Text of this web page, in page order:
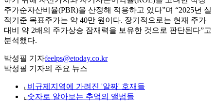
주가순자산비율(PBR)을 산정해 적용하고 있다”며 “2025년 실
적기준 목표주가는 약 40만 원이다. 장기적으로는 현재 주가
대비 약 2배의 주가상승 잠재력을 보유한 것으로 판단된다”고
분석했다.
박성필 기자feelps@etoday.co.kr
박성필 기자의 주요 뉴스
⌞ 비규제지역에 가려진 '알짜' 호재들
⌞ 숫자로 알아보는 추억의 앨범들